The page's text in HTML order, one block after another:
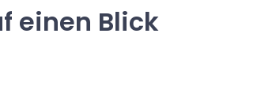
einen Blick